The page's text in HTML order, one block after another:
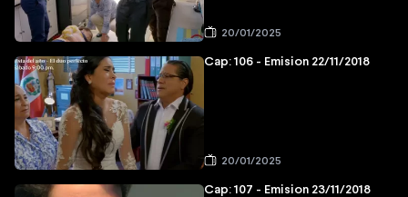
20/01/2025
Cap: 106 - Emision 22/11/2018
20/01/2025
Cap: 107 - Emision 23/11/2018